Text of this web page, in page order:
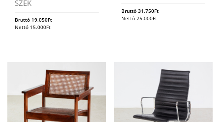
SZÉK
Bruttó 19.050Ft
Nettó 15.000Ft
Bruttó31.750Ft
Nettó25.000Ft